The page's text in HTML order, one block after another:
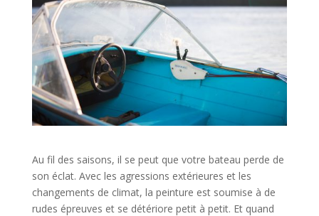
Au fil des saisons, il se peut que votre bateau perde de
son éclat. Avec les agressions extérieures et les
changements de climat, la peinture est soumise à de
rudes épreuves et se détériore petit à petit. Et quand